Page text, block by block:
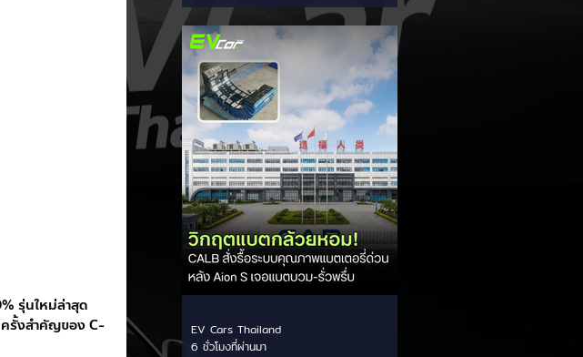
รุ่นใหม่ล่าสุด
ครั้งสำคัญของ C-
มาตรการจูงใจ (EV Incentive) ชุด
ใหม่ เพื่อเปลี่ยนผ่านจากการเป็นเพียง
"ตลาดผู้ซื้อ" ไปสู่การเป็น "ฐานการผลิต
หลักในภูมิภาคอาเซียน" ช้าไม่ได้เพื่อเร่ง
เปิดศึกแข่งกับประเทศไทย ยกระดับสู่
เฟสโรงงาน: เปลี่ยนจุดโฟกัสจากการ
อุดหนุนยอดขาย นำเข้า CBU มา
เป็นการดึงดูดค่ายรถให้เข้ามาลงทุนตั้ง
โรงงานผลิตในประเทศจริง ชูกฎเหล็ก
Local Content: กำหนดสัดส่วนการใช้
ชิ้นส่วนและวัตถ
EV Cars Thailand
6 ชั่วโมงที่ผ่านมา